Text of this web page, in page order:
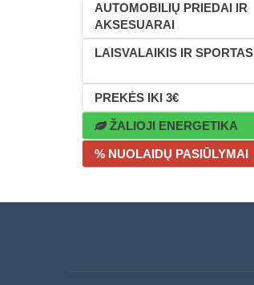
AUTOMOBILIŲ PRIEDAI IR
AKSESUARAI
LAISVALAIKIS IR SPORTAS
PREKĖS IKI 3€
ŽALIOJI ENERGETIKA
% NUOLAIDŲ PASIŪLYMAI